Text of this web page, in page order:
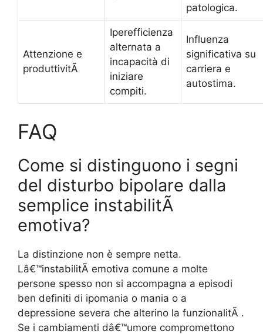
patologica.
Attenzione e
produttivitÃ
Iperefficienza
alternata a
incapacità di
iniziare
compiti.
Influenza
significativa su
carriera e
autostima.
FAQ
Come si distinguono i segni
del disturbo bipolare dalla
semplice instabilitÃ
emotiva?
La distinzione non è sempre netta.
Lâ€™instabilitÃ emotiva comune a molte
persone spesso non si accompagna a episodi
ben definiti di ipomania o mania o a
depressione severa che alterino la funzionalitÃ .
Se i cambiamenti dâ€™umore compromettono